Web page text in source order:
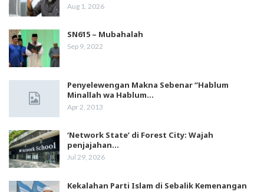
Aug 1, 2026
SN615 – Mubahalah
Sep 9, 2022
Penyelewengan Makna Sebenar “Hablum
Minallah wa Hablum…
Apr 2, 2013
‘Network State’ di Forest City: Wajah
penjajahan…
Jul 29, 2026
Kekalahan Parti Islam di Sebalik Kemenangan